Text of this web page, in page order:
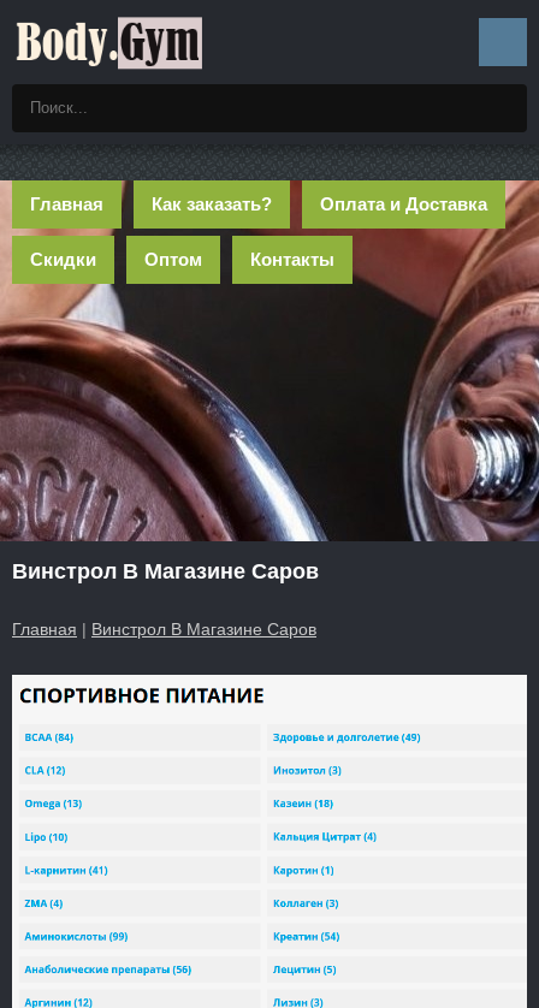
Главная Как заказать? Оплата и Доставка
Скидки Оптом Контакты
Винстрол В Магазине Саров
Главная | Винстрол В Магазине Саров